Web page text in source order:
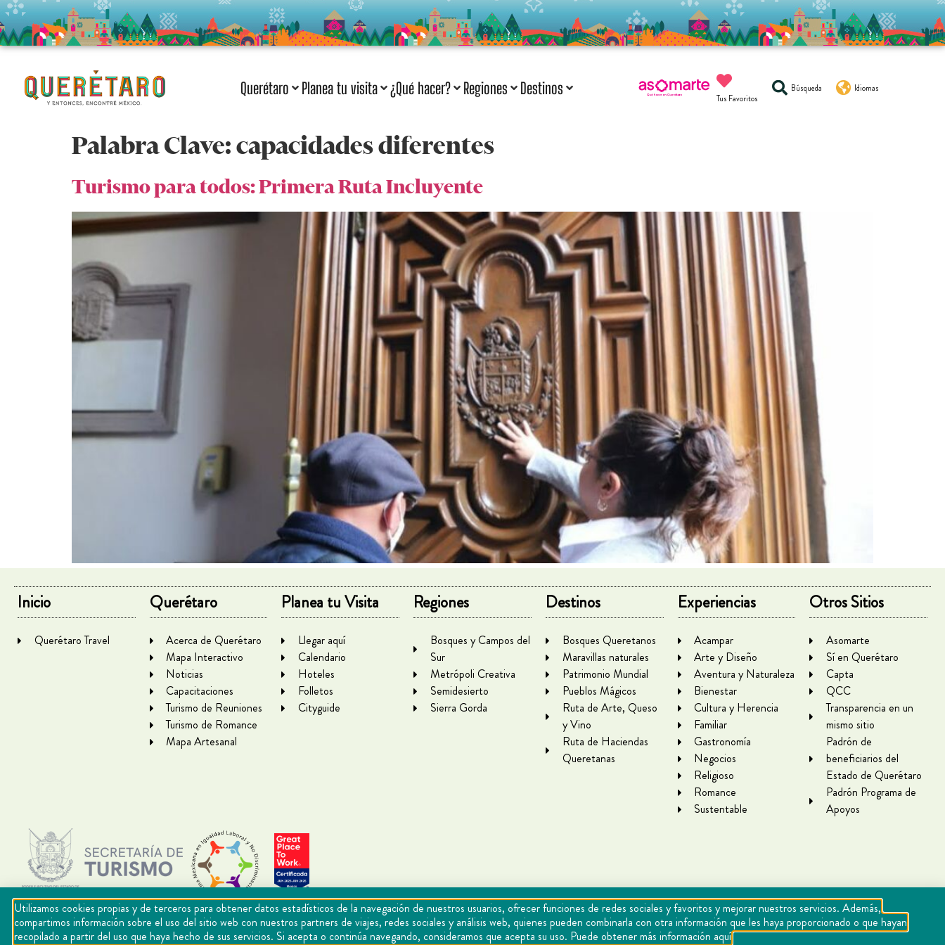
Querétaro Planea tu visita ¿Qué hacer? Regiones Destinos
Tus Favoritos
Búsqueda Idiomas
Palabra Clave:capacidades diferentes
Turismo para todos: Primera Ruta Incluyente
Inicio
Querétaro Travel
Querétaro
Acerca de Querétaro
Mapa Interactivo
Noticias
Capacitaciones
Turismo de Reuniones
Turismo de Romance
Mapa Artesanal
Planea tu Visita
Llegar aquí
Calendario
Hoteles
Folletos
Cityguide
Regiones
Bosques y Campos del
Sur
Metrópoli Creativa
Semidesierto
Sierra Gorda
Destinos
Bosques Queretanos
Maravillas naturales
Patrimonio Mundial
Pueblos Mágicos
Ruta de Arte, Queso
y Vino
Ruta de Haciendas
Queretanas
Experiencias
Acampar
Arte y Diseño
Aventura y Naturaleza
Bienestar
Cultura y Herencia
Familiar
Gastronomía
Negocios
Religioso
Romance
Sustentable
Otros Sitios
Asomarte
Sí en Querétaro
Capta
QCC
Transparencia en un
mismo sitio
Padrón de
beneficiarios del
Estado de Querétaro
Padrón Programa de
Apoyos
Utilizamos cookies propias y de terceros para obtener datos estadísticos de la navegación de nuestros usuarios, ofrecer funciones de redes sociales y favoritos y mejorar nuestros servicios. Además,
compartimos información sobre el uso del sitio web con nuestros partners de viajes, redes sociales y análisis web, quienes pueden combinarla con otra información que les haya proporcionado o que hayan
recopilado a partir del uso que haya hecho de sus servicios. Si acepta o continúa navegando, consideramos que acepta su uso. Puede obtener más información aquí